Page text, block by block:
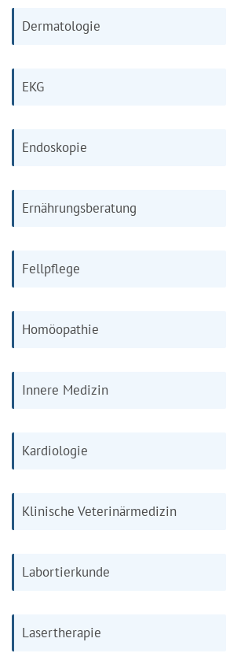
Dermatologie
EKG
Endoskopie
Ernährungsberatung
Fellpflege
Homöopathie
Innere Medizin
Kardiologie
Klinische Veterinärmedizin
Labortierkunde
Lasertherapie